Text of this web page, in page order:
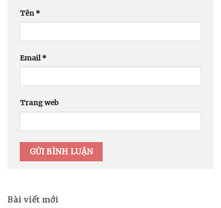
Tên *
Email*
Trang web
Bài viết mới